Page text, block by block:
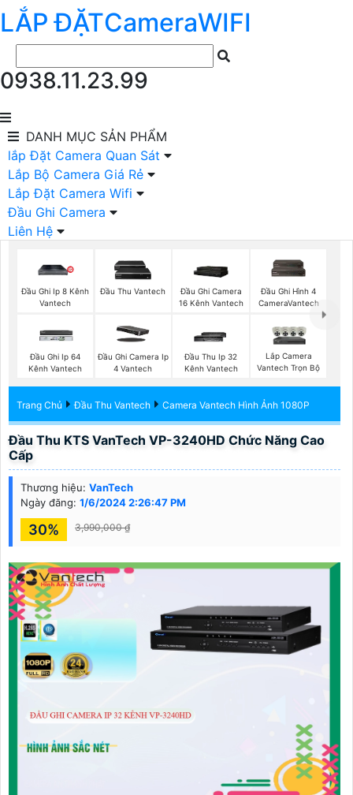
LẮP ĐẶTCameraWIFI
0938.11.23.99
DANH MỤC SẢN PHẨM
lắp Đặt Camera Quan Sát
Lắp Bộ Camera Giá Rẻ
Lắp Đặt Camera Wifi
Đầu Ghi Camera
Liên Hệ
Đầu Ghi Ip 8 Kênh
Vantech
Đầu Thu Vantech
Đầu Ghi Camera
16 Kênh Vantech
Đầu Ghi Hình 4
CameraVantech
Đầu Ghi Ip 64
Kênh Vantech
Đầu Ghi Camera Ip
4 Vantech
Đầu Thu Ip 32
Kênh Vantech
Lắp Camera
Vantech Trọn Bộ
Trang Chủ Đầu Thu Vantech Camera Vantech Hình Ảnh 1080P
Đầu Thu KTS VanTech VP-3240HD Chức Năng Cao
Cấp
Thương hiệu: VanTech
Ngày đăng: 1/6/2024 2:26:47 PM
30% 3,990,000 ₫